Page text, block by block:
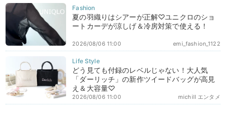
夏の羽織りはシアーが正解♡ユニクロのショ
ートカーデが涼しげ＆冷房対策で使える！
emi_fashion_1122
2026/08/06 11:00
どう見ても付録のレベルじゃない！大人気
「ダーリッチ」の新作ツイードバッグが高見
え＆大容量♡
michill エンタメ
2026/08/06 11:00